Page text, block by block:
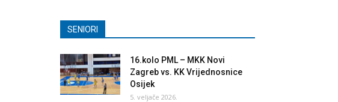
SENIORI
16.kolo PML – MKK Novi
Zagreb vs. KK Vrijednosnice
Osijek
5. veljače 2026.